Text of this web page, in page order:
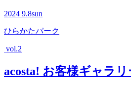
2024 9.8sun
ひらかたパーク
vol.2
acosta! お客様ギャラリ